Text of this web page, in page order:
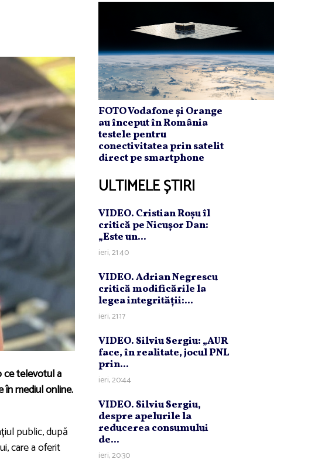
ce televotul a
în mediul online.
public, după
care a oferit
FOTO Vodafone și Orange
au început în România
testele pentru
conectivitatea prin satelit
direct pe smartphone
ULTIMELE ȘTIRI
VIDEO. Cristian Roşu îl
critică pe Nicuşor Dan:
„Este un...
ieri, 21:40
VIDEO. Adrian Negrescu
critică modificările la
legea integrităţii:...
ieri, 21:17
VIDEO. Silviu Sergiu: „AUR
face, în realitate, jocul PNL
prin...
ieri, 20:44
VIDEO. Silviu Sergiu,
despre apelurile la
reducerea consumului
de...
ieri, 20:30